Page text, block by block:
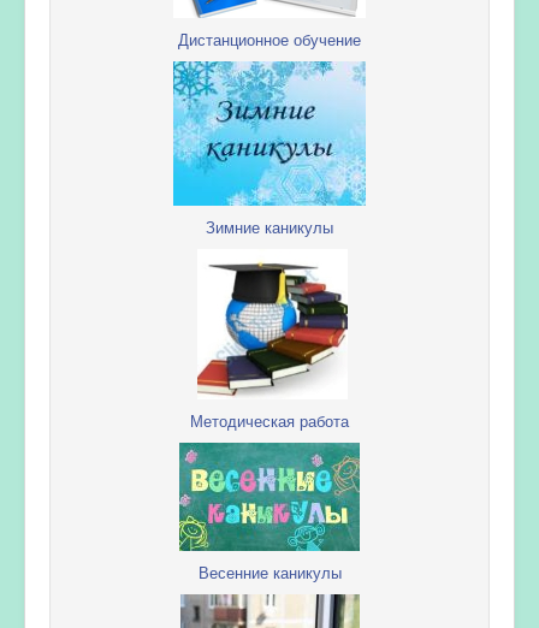
Дистанционное обучение
Зимние каникулы
Методическая работа
Весенние каникулы